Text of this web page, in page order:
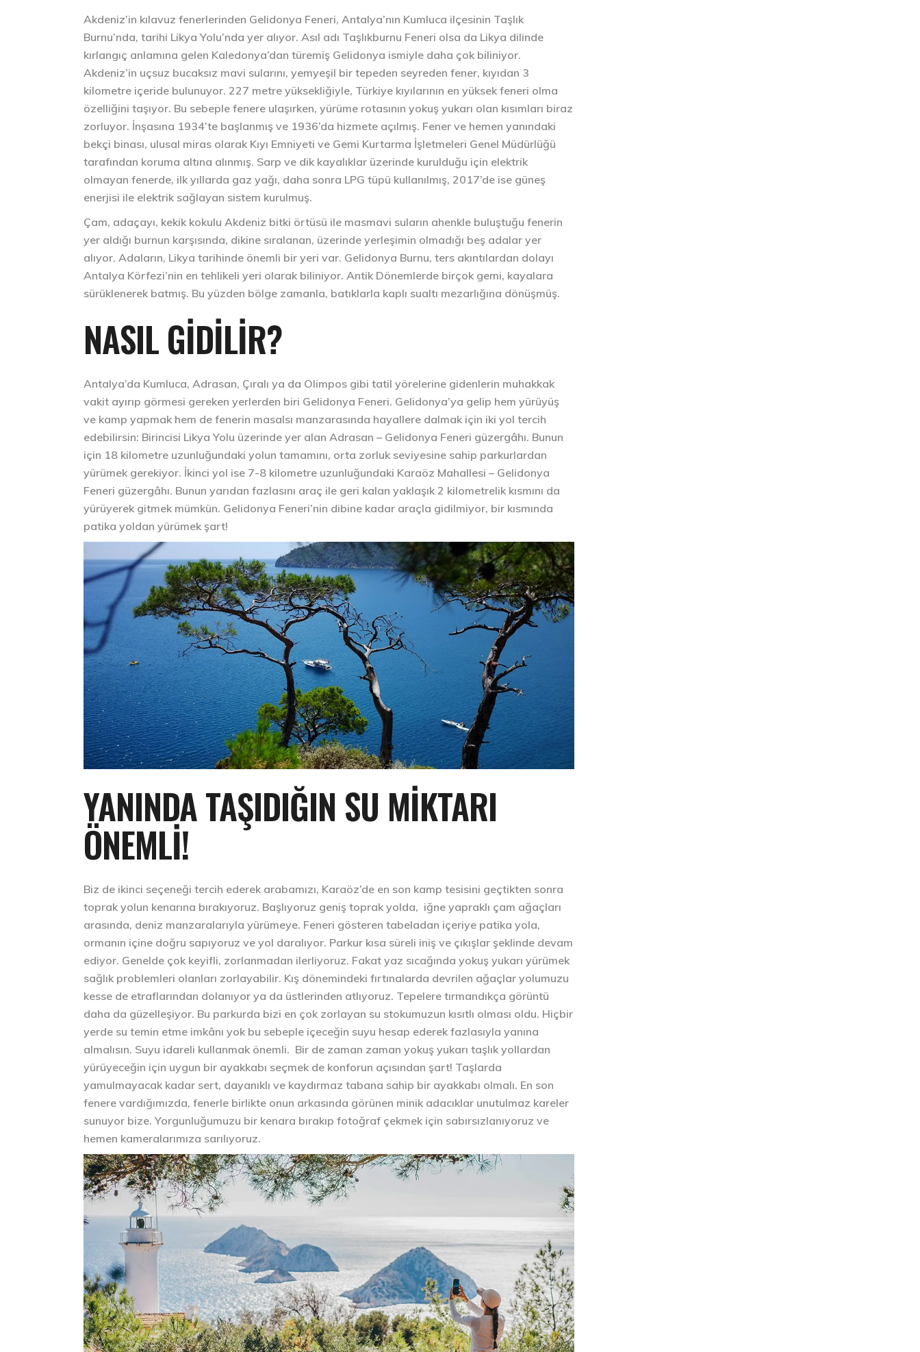
Akdeniz’in kılavuz fenerlerinden Gelidonya Feneri, Antalya’nın Kumluca ilçesinin Taşlık
Burnu’nda, tarihi Likya Yolu’nda yer alıyor. Asıl adı Taşlıkburnu Feneri olsa da Likya dilinde
kırlangıç anlamına gelen Kaledonya’dan türemiş Gelidonya ismiyle daha çok biliniyor.
Akdeniz’in uçsuz bucaksız mavi sularını, yemyeşil bir tepeden seyreden fener, kıyıdan 3
kilometre içeride bulunuyor. 227 metre yüksekliğiyle, Türkiye kıyılarının en yüksek feneri olma
özelliğini taşıyor. Bu sebeple fenere ulaşırken, yürüme rotasının yokuş yukarı olan kısımları biraz
zorluyor. İnşasına 1934’te başlanmış ve 1936’da hizmete açılmış. Fener ve hemen yanındaki
bekçi binası, ulusal miras olarak Kıyı Emniyeti ve Gemi Kurtarma İşletmeleri Genel Müdürlüğü
tarafından koruma altına alınmış. Sarp ve dik kayalıklar üzerinde kurulduğu için elektrik
olmayan fenerde, ilk yıllarda gaz yağı, daha sonra LPG tüpü kullanılmış, 2017’de ise güneş
enerjisi ile elektrik sağlayan sistem kurulmuş.
Çam, adaçayı, kekik kokulu Akdeniz bitki örtüsü ile masmavi suların ahenkle buluştuğu fenerin
yer aldığı burnun karşısında, dikine sıralanan, üzerinde yerleşimin olmadığı beş adalar yer
alıyor. Adaların, Likya tarihinde önemli bir yeri var. Gelidonya Burnu, ters akıntılardan dolayı
Antalya Körfezi’nin en tehlikeli yeri olarak biliniyor. Antik Dönemlerde birçok gemi, kayalara
sürüklenerek batmış. Bu yüzden bölge zamanla, batıklarla kaplı sualtı mezarlığına dönüşmüş.
NASIL GIDILIR?
Antalya’da Kumluca, Adrasan, Çıralı ya da Olimpos gibi tatil yörelerine gidenlerin muhakkak
vakit ayırıp görmesi gereken yerlerden biri Gelidonya Feneri. Gelidonya’ya gelip hem yürüyüş
ve kamp yapmak hem de fenerin masalsı manzarasında hayallere dalmak için iki yol tercih
edebilirsin: Birincisi Likya Yolu üzerinde yer alan Adrasan – Gelidonya Feneri güzergâhı. Bunun
için 18 kilometre uzunluğundaki yolun tamamını, orta zorluk seviyesine sahip parkurlardan
yürümek gerekiyor. İkinci yol ise 7-8 kilometre uzunluğundaki Karaöz Mahallesi – Gelidonya
Feneri güzergâhı. Bunun yarıdan fazlasını araç ile geri kalan yaklaşık 2 kilometrelik kısmını da
yürüyerek gitmek mümkün. Gelidonya Feneri’nin dibine kadar araçla gidilmiyor, bir kısmında
patika yoldan yürümek şart!
YANINDA TAŞIDIĞIN SU MIKTARI
ÖNEMLI!
Biz de ikinci seçeneği tercih ederek arabamızı, Karaöz’de en son kamp tesisini geçtikten sonra
toprak yolun kenarına bırakıyoruz. Başlıyoruz geniş toprak yolda, iğne yapraklı çam ağaçları
arasında, deniz manzaralarıyla yürümeye. Feneri gösteren tabeladan içeriye patika yola,
ormanın içine doğru sapıyoruz ve yol daralıyor. Parkur kısa süreli iniş ve çıkışlar şeklinde devam
ediyor. Genelde çok keyifli, zorlanmadan ilerliyoruz. Fakat yaz sıcağında yokuş yukarı yürümek
sağlık problemleri olanları zorlayabilir. Kış dönemindeki fırtınalarda devrilen ağaçlar yolumuzu
kesse de etraflarından dolanıyor ya da üstlerinden atlıyoruz. Tepelere tırmandıkça görüntü
daha da güzelleşiyor. Bu parkurda bizi en çok zorlayan su stokumuzun kısıtlı olması oldu. Hiçbir
yerde su temin etme imkânı yok bu sebeple içeceğin suyu hesap ederek fazlasıyla yanına
almalısın. Suyu idareli kullanmak önemli. Bir de zaman zaman yokuş yukarı taşlık yollardan
yürüyeceğin için uygun bir ayakkabı seçmek de konforun açısından şart! Taşlarda
yamulmayacak kadar sert, dayanıklı ve kaydırmaz tabana sahip bir ayakkabı olmalı. En son
fenere vardığımızda, fenerle birlikte onun arkasında görünen minik adacıklar unutulmaz kareler
sunuyor bize. Yorgunluğumuzu bir kenara bırakıp fotoğraf çekmek için sabırsızlanıyoruz ve
hemen kameralarımıza sarılıyoruz.